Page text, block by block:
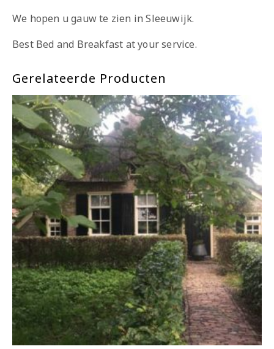
We hopen u gauw te zien in Sleeuwijk.
Best Bed and Breakfast at your service.
Gerelateerde Producten